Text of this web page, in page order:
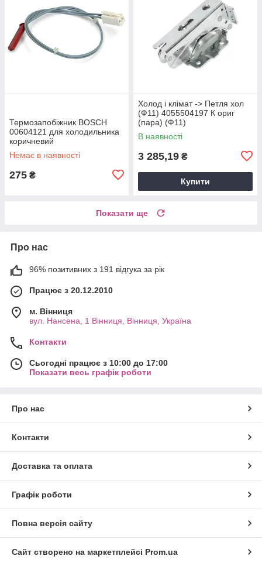
Термозапобіжник BOSCH
00604121 для холодильника
коричневий
Немає в наявності
275 ₴
Холод і клімат -> Петля хол
(Ф11) 4055504197 К ориг
(пара) (Ф11)
В наявності
3 285,19 ₴
Купити
Показати ще
Про нас
96% позитивних з 191 відгука за рік
Працює з 20.12.2010
м. Вінниця
вул. Нансена, 1 Вінниця, Вінниця, Україна
Контакти
Сьогодні працює з 10:00 до 17:00
Показати весь графік роботи
Про нас
Контакти
Доставка та оплата
Графік роботи
Повна версія сайту
Сайт створено на маркетплейсі Prom.ua